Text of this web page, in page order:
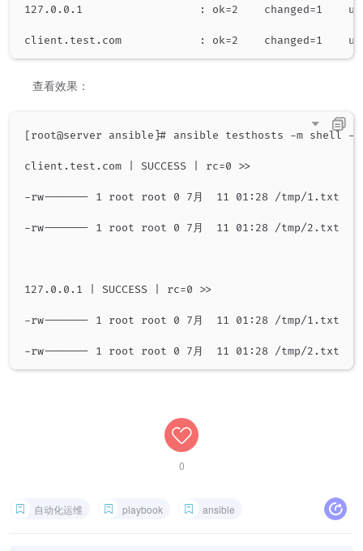
127.0.0.1                  : ok=2    changed=1
​ ​ 查看效果：
[root@server ansible]# ansible testhosts -m
client.test.com | SUCCESS | rc=0 >>
-rw------- 1 root root 0 7月  11 01:28 /tmp/1.txt
-rw------- 1 root root 0 7月  11 01:28 /tmp/2.txt
127.0.0.1 | SUCCESS | rc=0 >>
-rw------- 1 root root 0 7月  11 01:28 /tmp/1.txt
0
自动化运维 playbook ansible